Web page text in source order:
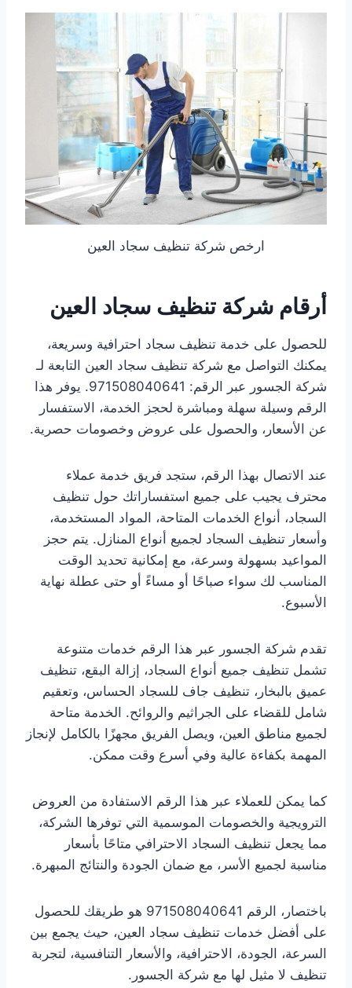
ارخص شركة تنظيف سجاد العين
أرقام شركة تنظيف سجاد العين
للحصول على خدمة تنظيف سجاد احترافية وسريعة،
يمكنك التواصل مع شركة تنظيف سجاد العين التابعة لـ
شركة الجسور عبر الرقم: 971508040641. يوفر هذا
الرقم وسيلة سهلة ومباشرة لحجز الخدمة، الاستفسار
عن الأسعار، والحصول على عروض وخصومات حصرية.
عند الاتصال بهذا الرقم، ستجد فريق خدمة عملاء
محترف يجيب على جميع استفساراتك حول تنظيف
السجاد، أنواع الخدمات المتاحة، المواد المستخدمة،
وأسعار تنظيف السجاد لجميع أنواع المنازل. يتم حجز
المواعيد بسهولة وسرعة، مع إمكانية تحديد الوقت
المناسب لك سواء صباحًا أو مساءً أو حتى عطلة نهاية
الأسبوع.
تقدم شركة الجسور عبر هذا الرقم خدمات متنوعة
تشمل تنظيف جميع أنواع السجاد، إزالة البقع، تنظيف
عميق بالبخار، تنظيف جاف للسجاد الحساس، وتعقيم
شامل للقضاء على الجراثيم والروائح. الخدمة متاحة
لجميع مناطق العين، ويصل الفريق مجهزًا بالكامل لإنجاز
المهمة بكفاءة عالية وفي أسرع وقت ممكن.
كما يمكن للعملاء عبر هذا الرقم الاستفادة من العروض
الترويجية والخصومات الموسمية التي توفرها الشركة،
مما يجعل تنظيف السجاد الاحترافي متاحًا بأسعار
مناسبة لجميع الأسر، مع ضمان الجودة والنتائج المبهرة.
باختصار، الرقم 971508040641 هو طريقك للحصول
على أفضل خدمات تنظيف سجاد العين، حيث يجمع بين
السرعة، الجودة، الاحترافية، والأسعار التنافسية، لتجربة
تنظيف لا مثيل لها مع شركة الجسور.